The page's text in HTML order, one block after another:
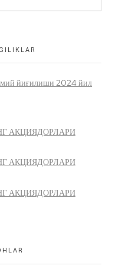
йиғилиши 2024 йил
АКЦИЯДОРЛАРИ
АКЦИЯДОРЛАРИ
АКЦИЯДОРЛАРИ